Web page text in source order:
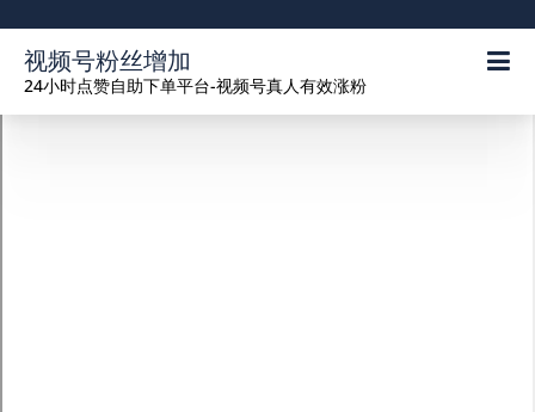
视频号粉丝增加
24小时点赞自助下单平台-视频号真人有效涨粉